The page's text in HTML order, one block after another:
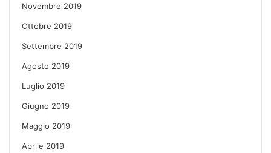
Novembre 2019
Ottobre 2019
Settembre 2019
Agosto 2019
Luglio 2019
Giugno 2019
Maggio 2019
Aprile 2019